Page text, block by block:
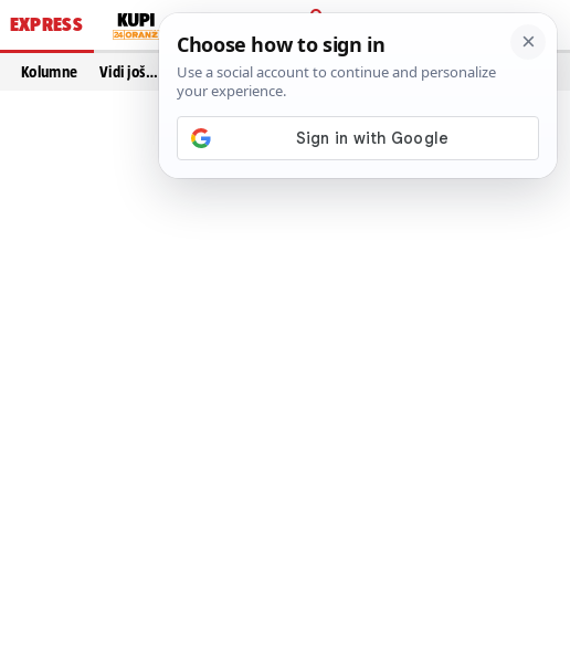
EXPRESS
PRIJAVA
Kolumne Vidi još…